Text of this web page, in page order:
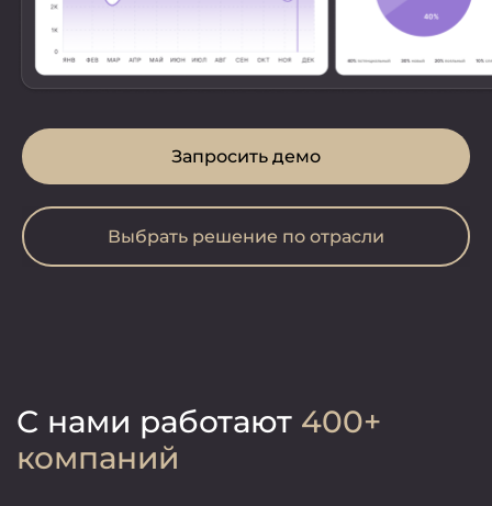
Запросить демо
Выбрать решение по отрасли
С нами работают 400+
компаний